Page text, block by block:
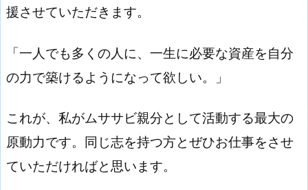
援させていただきます。
「一人でも多くの人に、一生に必要な資産を自分
の力で築けるようになって欲しい。」
これが、私がムササビ親分として活動する最大の
原動力です。同じ志を持つ方とぜひお仕事をさせ
ていただければと思います。